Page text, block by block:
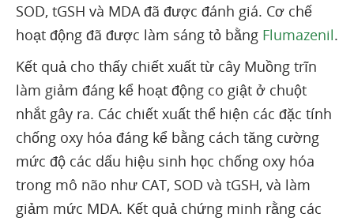
SOD, tGSH và MDA đã được đánh giá. Cơ chế
hoạt động đã được làm sáng tỏ bằng Flumazenil.
Kết quả cho thấy chiết xuất từ cây Muồng trĩn
làm giảm đáng kể hoạt động co giật ở chuột
nhắt gây ra. Các chiết xuất thể hiện các đặc tính
chống oxy hóa đáng kể bằng cách tăng cường
mức độ các dấu hiệu sinh học chống oxy hóa
trong mô não như CAT, SOD và tGSH, và làm
giảm mức MDA. Kết quả chứng minh rằng các